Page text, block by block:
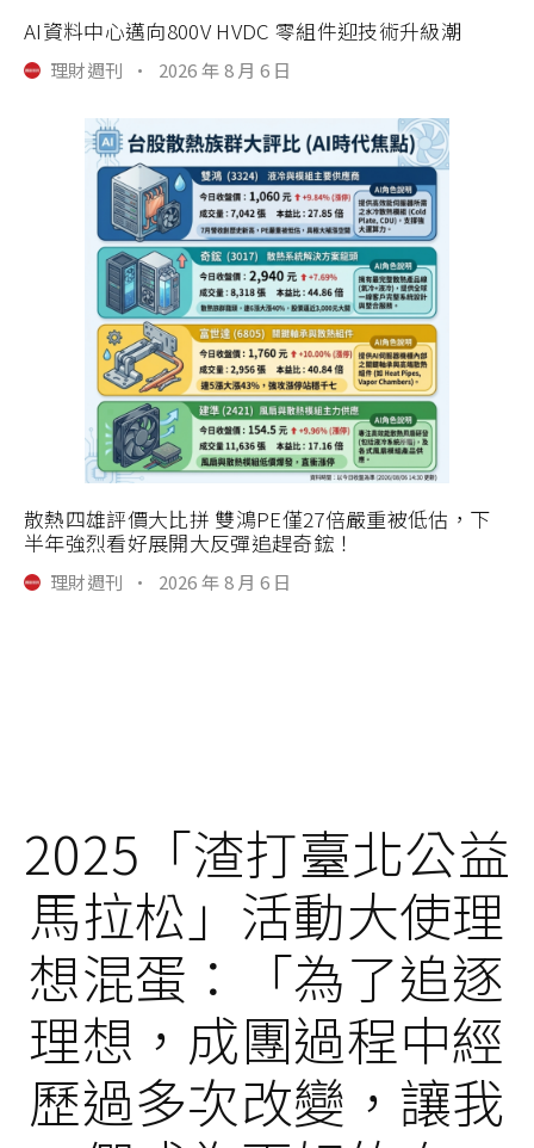
AI資料中心邁向800V HVDC 零組件迎技術升級潮
理財週刊 · 2026 年 8 月 6 日
散熱四雄評價大比拼 雙鴻PE僅27倍嚴重被低估，下
半年強烈看好展開大反彈追趕奇鋐！
理財週刊 · 2026 年 8 月 6 日
2025「渣打臺北公益
馬拉松」活動大使理
想混蛋：「為了追逐
理想，成團過程中經
歷過多次改變，讓我